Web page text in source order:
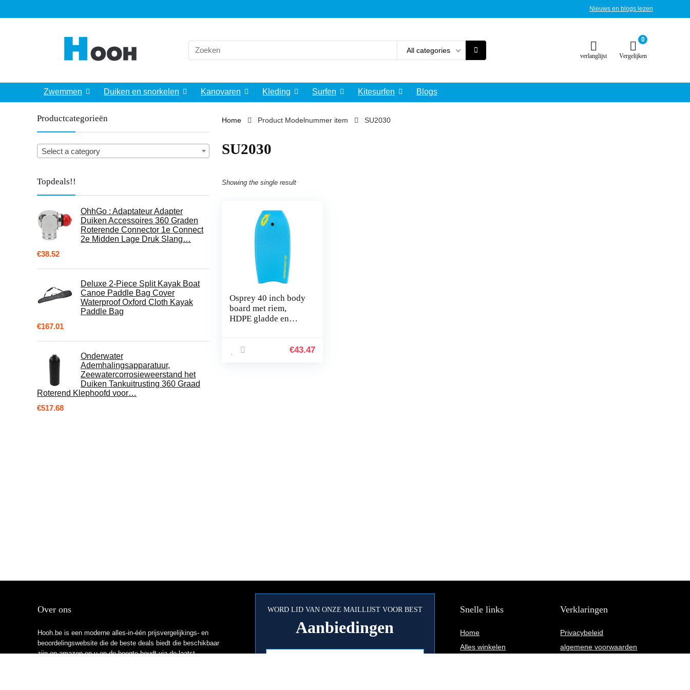
Nieuws en blogs lezen
Search
for:
All categories
verlanglijst
0
Vergelijken
Zwemmen Duiken en snorkelen Kanovaren Kleding Surfen Kitesurfen Blogs
Productcategorieën
Select a category
Topdeals!!
OhhGo : Adaptateur Adapter
Duiken Accessoires 360 Graden
Roterende Connector 1e Connect
2e Midden Lage Druk Slang…
€38.52
Deluxe 2-Piece Split Kayak Boat
Canoe Paddle Bag Cover
Waterproof Oxford Cloth Kayak
Paddle Bag
€167.01
Onderwater
Ademhalingsapparatuur,
Zeewatercorrosieweerstand het
Duiken Tankuitrusting 360 Graad
Roterend Klephoofd voor…
€517.68
Home Product Modelnummer item ‎SU2030
‎SU2030
Showing the single result
Osprey 40 inch body
board met riem,
HDPE gladde en
voor volwassenen
€43.47
Over ons
Hooh.be is een moderne alles-in-één prijsvergelijkings- en
beoordelingswebsite die de beste deals biedt die beschikbaar
zijn op amazon en u op de hoogte houdt via de laatst
WORD LID VAN ONZE MAILLIJST VOOR BEST
Aanbiedingen
Snelle links
Home
Alles winkelen
Verklaringen
Privacybeleid
algemene voorwaarden